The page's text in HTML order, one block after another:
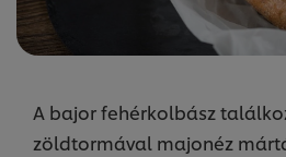
A bajor fehérkolbász
zöldtormával majonéz